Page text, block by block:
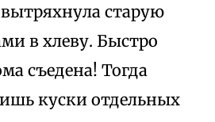
старую
в хлеву. Быстро
съедена! Тогда
куски отдельных